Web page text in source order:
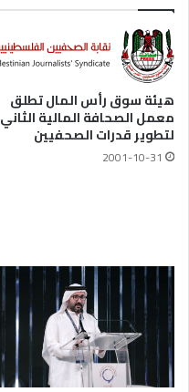
هيئة سوق رأس المال تطلق
معمل الصحافة المالية الثاني
لتطوير قدرات الصحفيين
2001-10-31